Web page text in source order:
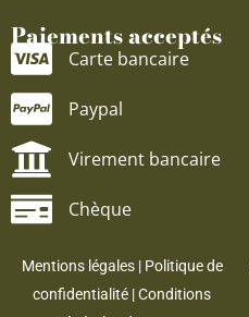
Paiements acceptés
Carte bancaire
Paypal
Virement bancaire
Chèque
Mentions légales| Politique de
confidentialité |Conditions